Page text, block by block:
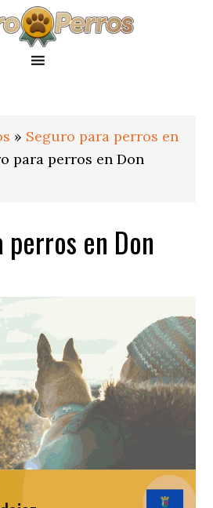
» Seguro para perros en
para perros en Don
en Don